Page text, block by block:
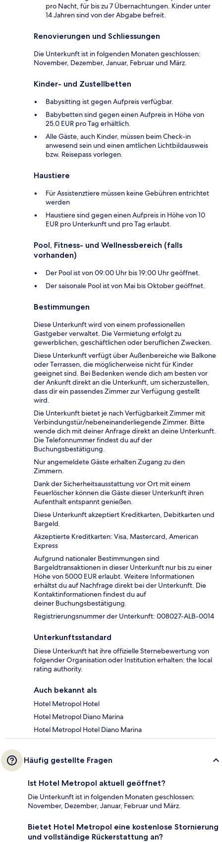
pro Nacht, für bis zu 7 Übernachtungen. Kinder unter
14 Jahren sind von der Abgabe befreit.
Renovierungen und Schliessungen
Die Unterkunft ist in folgenden Monaten geschlossen:
November, Dezember, Januar, Februar und März.
Kinder- und Zustellbetten
Babysitting ist gegen Aufpreis verfügbar.
Babybetten sind gegen einen Aufpreis in Höhe von
25.0 EUR pro Tag erhältlich.
Alle Gäste, auch Kinder, müssen beim Check-in
anwesend sein und einen amtlichen Lichtbildausweis
bzw. Reisepass vorlegen.
Haustiere
Für Assistenztiere müssen keine Gebühren entrichtet
werden
Haustiere sind gegen einen Aufpreis in Höhe von 10
EUR pro Unterkunft und pro Tag erlaubt.
Pool, Fitness- und Wellnessbereich (falls
vorhanden)
Der Pool ist von 09:00 Uhr bis 19:00 Uhr geöffnet.
Der saisonale Pool ist von Mai bis Oktober geöffnet.
Bestimmungen
Diese Unterkunft wird von einem professionellen
Gastgeber verwaltet. Die Vermietung erfolgt zu
gewerblichen, geschäftlichen oder beruflichen Zwecken.
Diese Unterkunft verfügt über Außenbereiche wie Balkone
oder Terrassen, die möglicherweise nicht für Kinder
geeignet sind. Bei Bedenken wende dich am besten vor
der Ankunft direkt an die Unterkunft, um sicherzustellen,
dass dir ein passendes Zimmer zur Verfügung gestellt
wird.
Die Unterkunft bietet je nach Verfügbarkeit Zimmer mit
Verbindungstür/nebeneinanderliegende Zimmer. Bitte
wende dich mit deiner Anfrage direkt an deine Unterkunft.
Die Telefonnummer findest du auf der
Buchungsbestätigung.
Nur angemeldete Gäste erhalten Zugang zu den
Zimmern.
Dank der Sicherheitsausstattung vor Ort mit einem
Feuerlöscher können die Gäste dieser Unterkunft ihren
Aufenthalt entspannt genießen.
Diese Unterkunft akzeptiert Kreditkarten, Debitkarten und
Bargeld.
Akzeptierte Kreditkarten: Visa, Mastercard, American
Express
Aufgrund nationaler Bestimmungen sind
Bargeldtransaktionen in dieser Unterkunft nur bis zu einer
Höhe von 5000 EUR erlaubt. Weitere Informationen
erhältst du auf Nachfrage direkt bei der Unterkunft. Die
Kontaktinformationen findest du auf
deiner Buchungsbestätigung.
Registrierungsnummer der Unterkunft: 008027-ALB-0014
Unterkunftsstandard
Diese Unterkunft hat ihre offizielle Sternebewertung von
folgender Organisation oder Institution erhalten: the local
rating authority.
Auch bekannt als
Hotel Metropol Hotel
Hotel Metropol Diano Marina
Hotel Metropol Hotel Diano Marina
Häufig gestellte Fragen
Ist Hotel Metropol aktuell geöffnet?
Die Unterkunft ist in folgenden Monaten geschlossen:
November, Dezember, Januar, Februar und März.
Bietet Hotel Metropol eine kostenlose Stornierung
und vollständige Rückerstattung an?